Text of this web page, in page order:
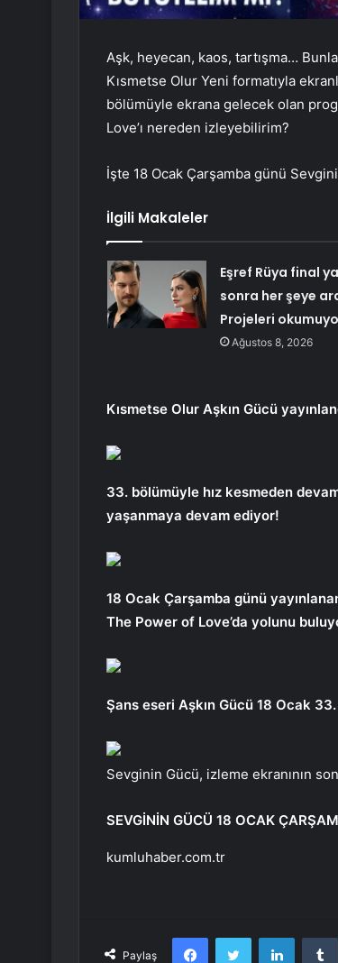
Aşk, heyecan, kaos, tartışma…
Kısmetse Olur Yeni formatıyla
bölümüyle ekrana gelecek olan
Love’ı nereden izleyebilirim?
İşte 18 Ocak Çarşamba günü
İlgili Makaleler
Eşref Rüya final
sonra her şeye
Projeleri
Ağustos 8, 2026
Kısmetse Olur Aşkın Gücü
33. bölümüyle hız kesmeden
yaşanmaya devam ediyor!
18 Ocak Çarşamba günü
The Power of Love’da yolunu
Şans eseri Aşkın Gücü 18 Ocak
Sevginin Gücü, izleme ekranının
SEVGİNİN GÜCÜ 18 OCAK
kumluhaber.com.tr
Paylaş
FacebookTwitter LinkedIn